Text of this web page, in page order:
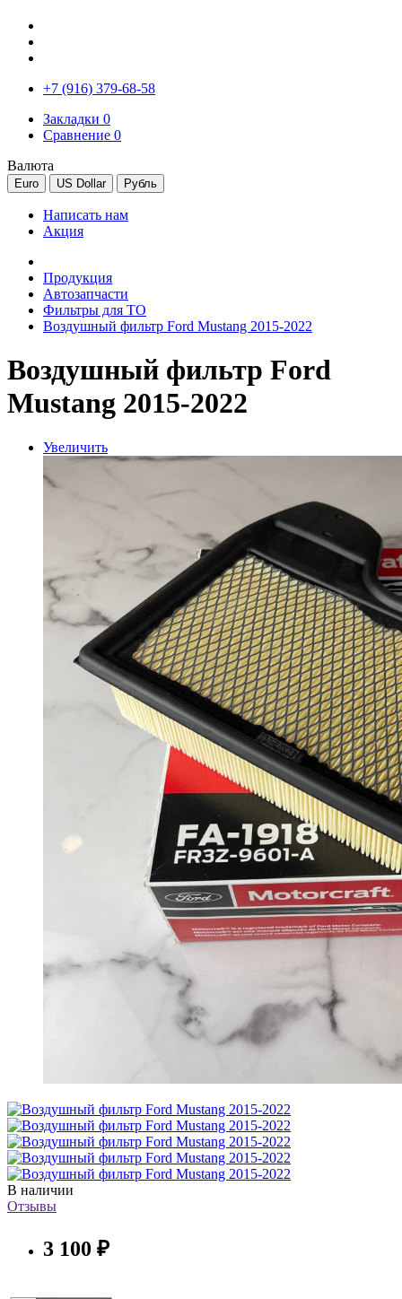
+7 (916) 379-68-58
Закладки 0
Сравнение 0
Валюта
Euro US Dollar Рубль
Написать нам
Акция
Продукция
Автозапчасти
Фильтры для ТО
Воздушный фильтр Ford Mustang 2015-2022
Воздушный фильтр Ford
Mustang 2015-2022
Увеличить
В наличии
Отзывы
3 100 ₽